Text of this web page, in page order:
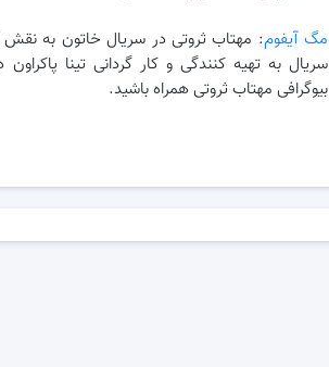
مگ آیفوم: مهتاب ثروتی در سریال خاتون به نقش
سریال به تهیه کنندگی و کار گردانی تینا
بیوگرافی مهتاب ثروتی همراه باشید.